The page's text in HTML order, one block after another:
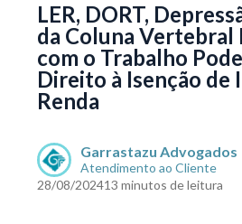
LER, DORT,
da Coluna Vertebral
com o Trabalho
Direito à Isenção de
Renda
Garrastazu Advogados
Atendimento ao Cliente
28/08/202413 minutos de leitura